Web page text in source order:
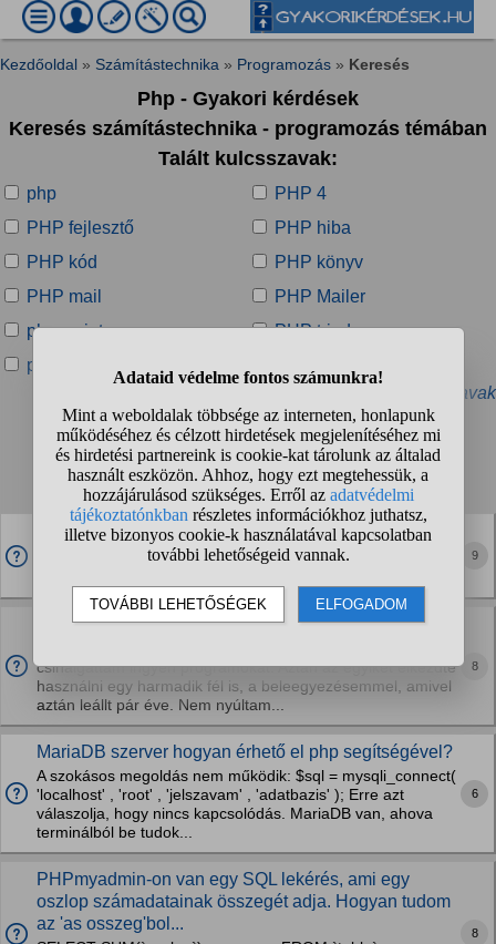
Kezdőoldal » Számítástechnika » Programozás » Keresés
Php - Gyakori kérdések
Keresés számítástechnika - programozás témában
Talált kulcsszavak:
php
PHP 4
PHP fejlesztő
PHP hiba
PHP kód
PHP könyv
PHP mail
PHP Mailer
php script
PHP triad
php-fusion
» További kapcsolódó kulcsszavak
Talált kérdések:
1 2 3 4 ... ❯ ❯❯
Valaki segítene nekem lètrehpzni egy dinamikusan
implementális honlapot felhasználói jogokka?
9
Mennyit ér egy ilyen program?
csinálgattam ingyen programokat. Aztán az egyiket elkezdte
használni egy harmadik fél is, a beleegyezésemmel, amivel
aztán leállt pár éve. Nem nyúltam...
8
MariaDB szerver hogyan érhető el php segítségével?
A szokásos megoldás nem működik: $sql = mysqli_connect(
'localhost' , 'root' , 'jelszavam' , 'adatbazis' ); Erre azt
válaszolja, hogy nincs kapcsolódás. MariaDB van, ahova
terminálból be tudok...
6
PHPmyadmin-on van egy SQL lekérés, ami egy
oszlop számadatainak összegét adja. Hogyan tudom
az 'as osszeg'bol...
8